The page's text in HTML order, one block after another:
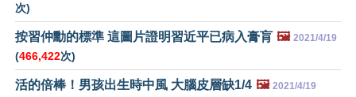
次)
按習仲勳的標準 這圖片證明習近平已病入膏肓 🖼️ 2021/4/19
(466,422次)
活的倍棒！男孩出生時中風 大腦皮層缺1/4 🖼️ 2021/4/19